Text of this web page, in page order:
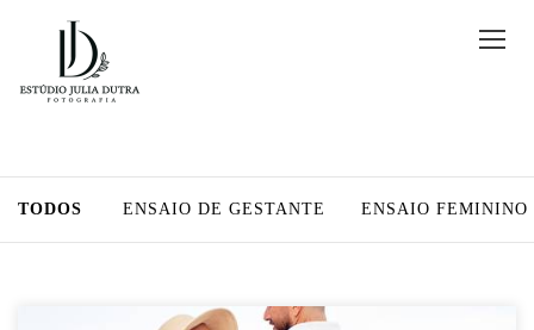
TODOS ENSAIO DE GESTANTE ENSAIO FEMININO